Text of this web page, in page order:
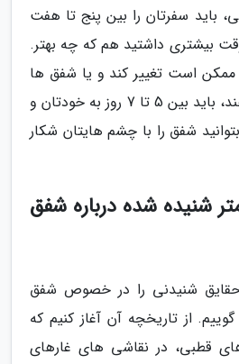
باید سفرتان را بین پنج تا هفت
وقت بیشتری داشتید هم که چه بهتر.
ممکن است تغییر کند و یا شفق ها
طبق پیش بینی رخ ندهند، باید بین 5 تا 7 روز به خودتان و
شفق را با چشم هایتان شکار
شنیده شده درباره شفق
شنیدنی را در خصوص شفق
از تاریخچه آن آغاز کنیم که
قطبی، در نقاشی های غارهای